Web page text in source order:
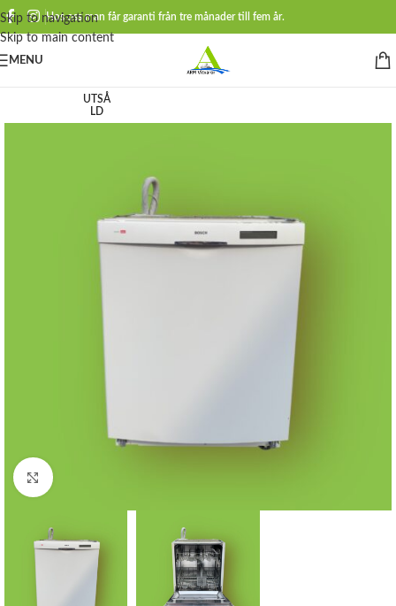
Skip to navigation
Skip to main content
Hos oss man får garanti från tre månader till fem år.
MENU
UTSÅ
LD
Click to enlarge